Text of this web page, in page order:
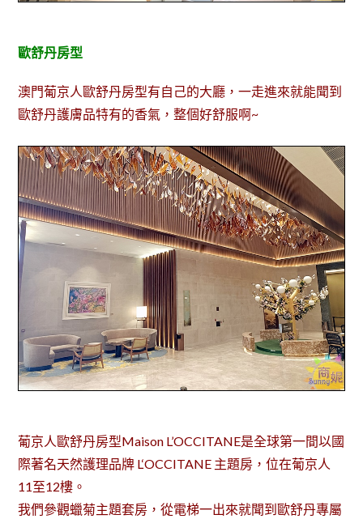
歐舒丹房型
澳門葡京人歐舒丹房型有自己的大廳，一走進來就能聞到
歐舒丹護膚品特有的香氣，整個好舒服啊~
葡京人歐舒丹房型Maison L’OCCITANE是全球第一間以國
際著名天然護理品牌 L‘OCCITANE 主題房，位在葡京人
11至12樓。
我們參觀蠟菊主題套房，從電梯一出來就聞到歐舒丹專屬